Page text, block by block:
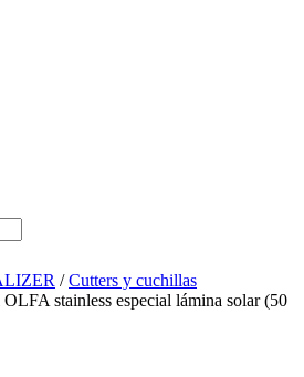
/Cutters y cuchillas
stainless especial lámina solar (50